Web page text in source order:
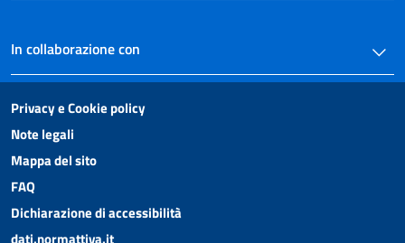
In collaborazione con
Privacy e Cookie policy
Note legali
Mappa del sito
FAQ
Dichiarazione di accessibilità
dati.normattiva.it